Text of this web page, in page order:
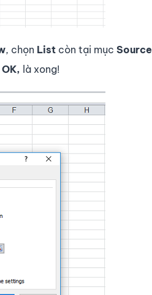
, chọn List còn tại mục Source
OK, là xong!